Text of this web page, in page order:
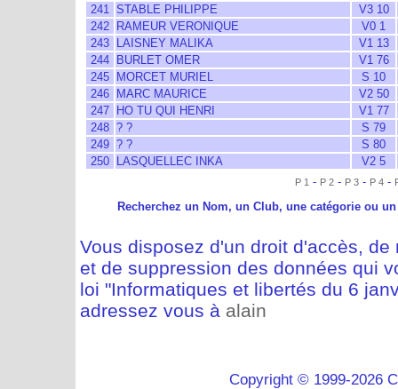
241 STABLE PHILIPPE
V3 10
242
RAMEUR VERONIQUE
V0 1
243
LAISNEY MALIKA
V1 13
244
BURLET OMER
V1 76
245
MORCET MURIEL
S 10
246
MARC MAURICE
V2 50
247
HO TU QUI HENRI
V1 77
248 ? ?
S 79
249 ? ?
S 80
250
LASQUELLEC INKA V2 5
P 1 - P 2 - P 3 - P 4 -
Recherchez un Nom, un Club, une catégorie ou
Vous disposez d'un droit d'accès,
et de suppression des données qui
loi "Informatiques et libertés du 6
adressez vous à alain
Copyright © 1999-2026